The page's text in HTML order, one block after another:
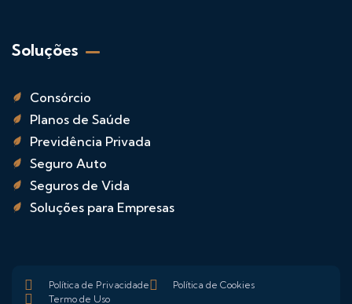
Soluções
Consórcio
Planos de Saúde
Previdência Privada
Seguro Auto
Seguros de Vida
Soluções para Empresas
Política de Privacidade
Política de Cookies
Termo de Uso